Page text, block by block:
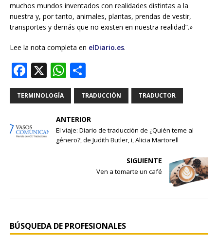
muchos mundos inventados con realidades distintas a la
nuestra y, por tanto, animales, plantas, prendas de vestir,
transportes y demás que no existen en nuestra realidad”.»
Lee la nota completa en elDiario.es.
F
a
c
b
X W
h
at
s
A
p
h
ar
e
TERMINOLOGÍA TRADUCCIÓN TRADUCTOR
ANTERIOR
El viaje: Diario de traducción de ¿Quién teme al
género?, de Judith Butler, i, Alicia Martorell
SIGUIENTE
Ven a tomarte un café
BÚSQUEDA DE PROFESIONALES